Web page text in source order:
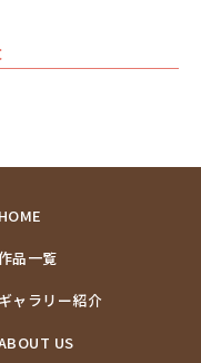
HOME
品一覧
ギャラリー紹介
US